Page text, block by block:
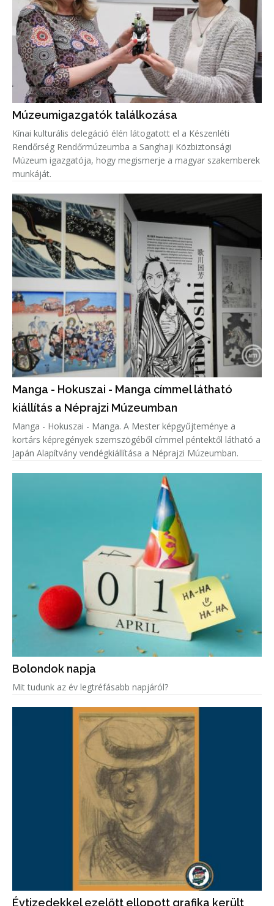
Múzeumigazgatók találkozása
Kínai kulturális delegáció élén látogatott el a Készenléti
Rendőrség Rendőrmúzeumba a Sanghaji Közbiztonsági
Múzeum igazgatója, hogy megismerje a magyar szakemberek
munkáját.
Manga - Hokuszai - Manga címmel látható
kiállítás a Néprajzi Múzeumban
Manga - Hokuszai - Manga. A Mester képgyűjteménye a
kortárs képregények szemszögéből címmel péntektől látható a
Japán Alapítvány vendégkiállítása a Néprajzi Múzeumban.
Bolondok napja
Mit tudunk az év legtréfásabb napjáról?
Évtizedekkel ezelőtt ellopott grafika került